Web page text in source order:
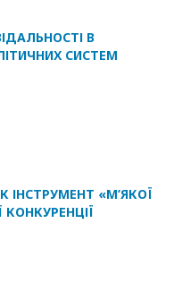
В
СИСТЕМ
ІНСТРУМЕНТ «М’ЯКОЇ